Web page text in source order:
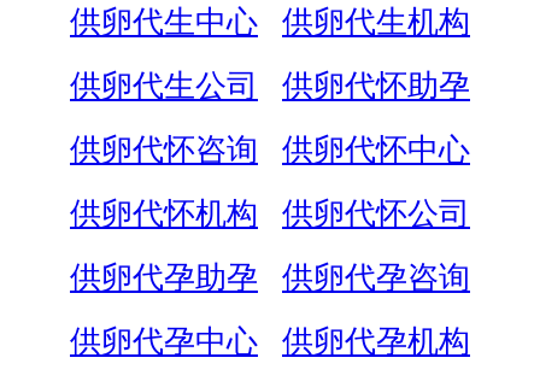
供卵代生中心
供卵代生机构
供卵代生公司
供卵代怀助孕
供卵代怀咨询
供卵代怀中心
供卵代怀机构
供卵代怀公司
供卵代孕助孕
供卵代孕咨询
供卵代孕中心
供卵代孕机构